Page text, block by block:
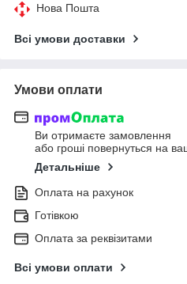
Нова Пошта
Всі умови доставки
Умови оплати
Ви отримаєте замовлення
або гроші повернуться на
Детальніше
Оплата на рахунок
Готівкою
Оплата за реквізитами
Всі умови оплати